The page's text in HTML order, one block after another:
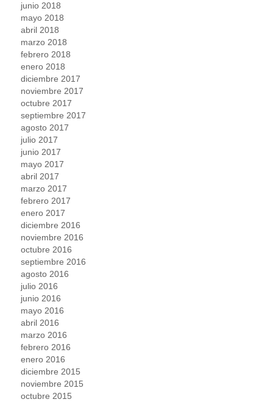
junio 2018
mayo 2018
abril 2018
marzo 2018
febrero 2018
enero 2018
diciembre 2017
noviembre 2017
octubre 2017
septiembre 2017
agosto 2017
julio 2017
junio 2017
mayo 2017
abril 2017
marzo 2017
febrero 2017
enero 2017
diciembre 2016
noviembre 2016
octubre 2016
septiembre 2016
agosto 2016
julio 2016
junio 2016
mayo 2016
abril 2016
marzo 2016
febrero 2016
enero 2016
diciembre 2015
noviembre 2015
octubre 2015